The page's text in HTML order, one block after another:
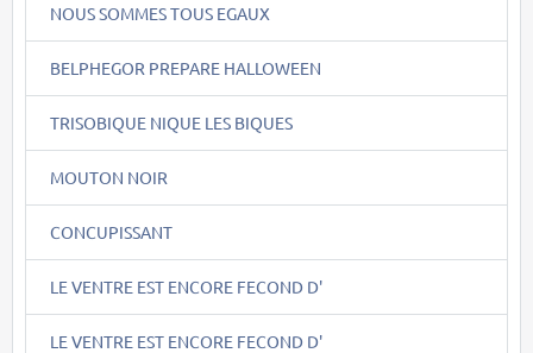
NOUS SOMMES TOUS EGAUX
BELPHEGOR PREPARE HALLOWEEN
TRISOBIQUE NIQUE LES BIQUES
MOUTON NOIR
CONCUPISSANT
LE VENTRE EST ENCORE FECOND D'
LE VENTRE EST ENCORE FECOND D'